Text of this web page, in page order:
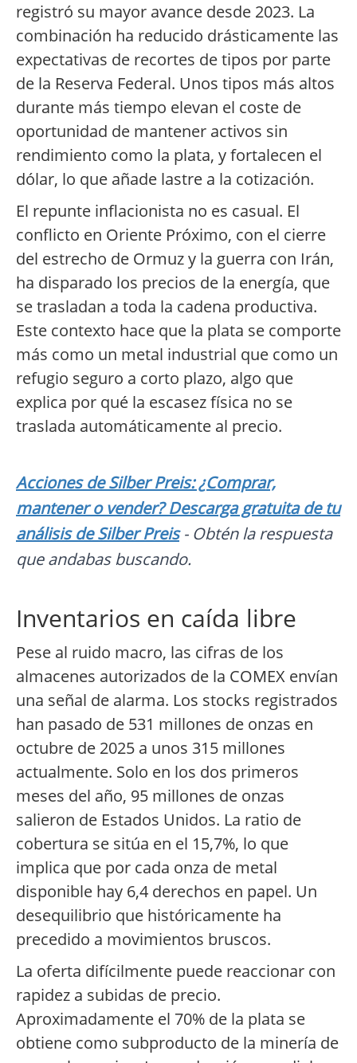
registró su mayor avance desde 2023. La
combinación ha reducido drásticamente las
expectativas de recortes de tipos por parte
de la Reserva Federal. Unos tipos más altos
durante más tiempo elevan el coste de
oportunidad de mantener activos sin
rendimiento como la plata, y fortalecen el
dólar, lo que añade lastre a la cotización.
El repunte inflacionista no es casual. El
conflicto en Oriente Próximo, con el cierre
del estrecho de Ormuz y la guerra con Irán,
ha disparado los precios de la energía, que
se trasladan a toda la cadena productiva.
Este contexto hace que la plata se comporte
más como un metal industrial que como un
refugio seguro a corto plazo, algo que
explica por qué la escasez física no se
traslada automáticamente al precio.
Acciones de Silber Preis: ¿Comprar,
mantener o vender? Descarga gratuita de tu
análisis de Silber Preis- Obtén la respuesta
que andabas buscando.
Inventarios en caída libre
Pese al ruido macro, las cifras de los
almacenes autorizados de la COMEX envían
una señal de alarma. Los stocks registrados
han pasado de 531 millones de onzas en
octubre de 2025 a unos 315 millones
actualmente. Solo en los dos primeros
meses del año, 95 millones de onzas
salieron de Estados Unidos. La ratio de
cobertura se sitúa en el 15,7%, lo que
implica que por cada onza de metal
disponible hay 6,4 derechos en papel. Un
desequilibrio que históricamente ha
precedido a movimientos bruscos.
La oferta difícilmente puede reaccionar con
rapidez a subidas de precio.
Aproximadamente el 70% de la plata se
obtiene como subproducto de la minería de